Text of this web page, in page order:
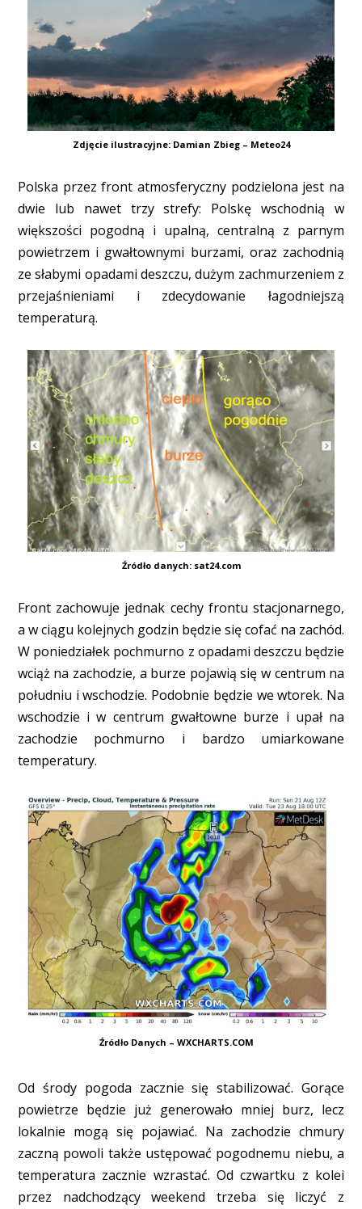
Zdjęcie ilustracyjne: Damian Zbieg – Meteo24
Polska przez front atmosferyczny podzielona jest na
dwie lub nawet trzy strefy: Polskę wschodnią w
większości pogodną i upalną, centralną z parnym
powietrzem i gwałtownymi burzami, oraz zachodnią
ze słabymi opadami deszczu, dużym zachmurzeniem z
przejaśnieniami i zdecydowanie łagodniejszą
temperaturą.
Źródło danych: sat24.com
Front zachowuje jednak cechy frontu stacjonarnego,
a w ciągu kolejnych godzin będzie się cofać na zachód.
W poniedziałek pochmurno z opadami deszczu będzie
wciąż na zachodzie, a burze pojawią się w centrum na
południu i wschodzie. Podobnie będzie we wtorek. Na
wschodzie i w centrum gwałtowne burze i upał na
zachodzie pochmurno i bardzo umiarkowane
temperatury.
Źródło Danych – WXCHARTS.COM
Od środy pogoda zacznie się stabilizować. Gorące
powietrze będzie już generowało mniej burz, lecz
lokalnie mogą się pojawiać. Na zachodzie chmury
zaczną powoli także ustępować pogodnemu niebu, a
temperatura zacznie wzrastać. Od czwartku z kolei
przez nadchodzący weekend trzeba się liczyć z